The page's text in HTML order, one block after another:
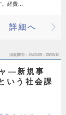
。経費…
詳細へ
掲載期間 26/08/05～26/08/18
―新規事
いう社会課